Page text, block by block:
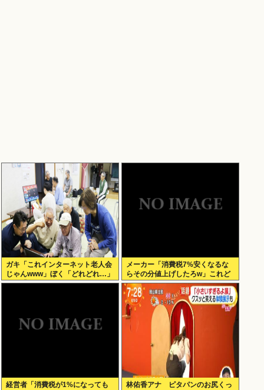
ガキ「これインターネット老人会
じゃんwww」ぼく「どれどれ…」
ガキ「ニコニコ！らきすた！ボカ
メーカー「消費税7%安くなるな
らその分値上げしたろw」これど
うすんの？
経営者「消費税が1%になっても
林佑香アナ ピタパンのお尻くっ